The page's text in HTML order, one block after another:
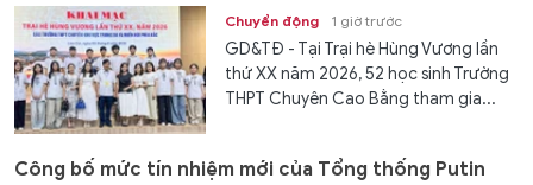
Chuyển động 1 giờ trước
GD&TĐ - Tại Trại hè Hùng Vương lần
thứ XX năm 2026, 52 học sinh Trường
THPT Chuyên Cao Bằng tham gia...
Công bố mức tín nhiệm mới của Tổng thống Putin